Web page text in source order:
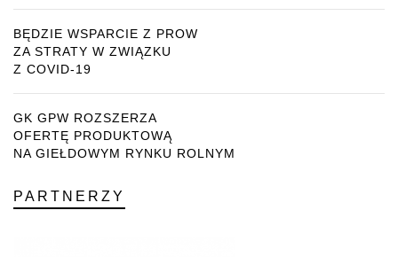
BĘDZIE WSPARCIE Z PROW
ZA STRATY W ZWIĄZKU
Z COVID-19
GK GPW ROZSZERZA
OFERTĘ PRODUKTOWĄ
NA GIEŁDOWYM RYNKU ROLNYM
PARTNERZY